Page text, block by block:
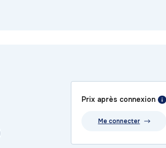
Prix après connexion
Me connecter